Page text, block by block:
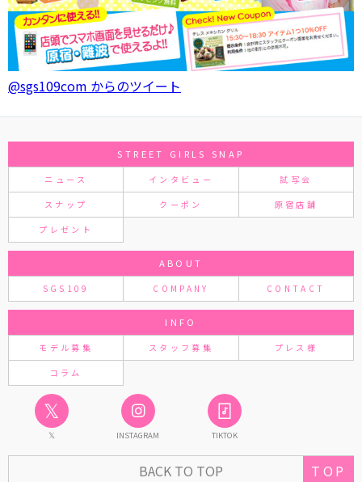
@sgs109com からのツイート
STREET GIRLS SNAP
ニュース インタビュー 試写会
スナップ クーポン 原宿店舗
プレゼント
ABOUT
SGS109 COMPANY CONTACT
INFO
モデル募集 スタッフ募集 プレス様
コラム
𝕏
𝕏 INSTAGRAM TIKTOK
BACK TO TOP TOP